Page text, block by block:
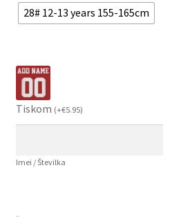
28# 12-13 years 155-165cm
Tiskom (+€5.95)
Imei / Številka